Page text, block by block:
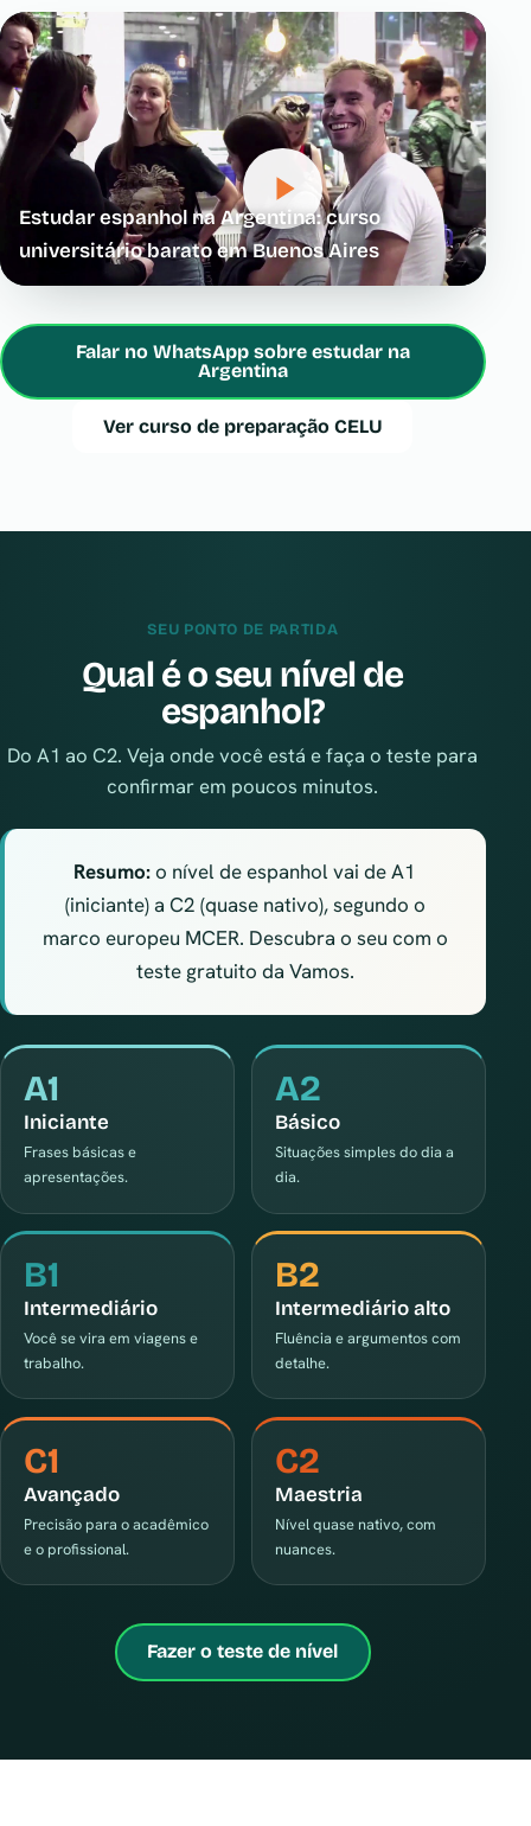
Estudar espanhol na Argentina: curso
universitário barato em Buenos Aires
Falar no WhatsApp sobre estudar na
Argentina
Ver curso de preparação CELU
SEU PONTO DE PARTIDA
Qual é o seu nível de
espanhol?
Do A1 ao C2. Veja onde você está e faça o teste para
confirmar em poucos minutos.
Resumo:o nível de espanhol vai de A1
(iniciante) a C2 (quase nativo), segundo o
marco europeu MCER. Descubra o seu com o
teste gratuito da Vamos.
A1
Iniciante
Frases básicas e
apresentações.
A2
Básico
Situações simples do dia a
dia.
B1
Intermediário
Você se vira em viagens e
trabalho.
B2
Intermediário alto
Fluência e argumentos com
detalhe.
C1
Avançado
Precisão para o acadêmico
e o profissional.
C2
Maestria
Nível quase nativo, com
nuances.
Fazer o teste de nível